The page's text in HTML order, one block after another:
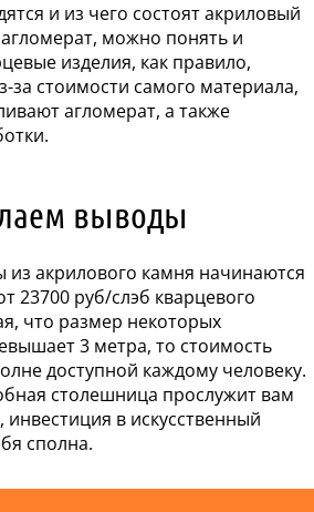
и из чего состоят акриловый
можно понять и
изделия, как правило,
за стоимости самого материала,
агломерат, а также
выводы
акрилового камня начинаются
23700 руб/слэб кварцевого
что размер некоторых
3 метра, то стоимость
доступной каждому человеку.
столешница прослужит вам
инвестиция в искусственный
сполна.